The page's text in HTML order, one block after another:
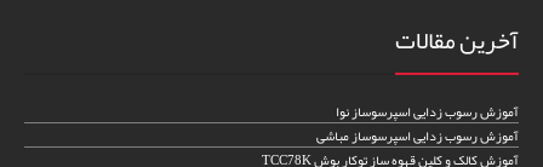
آخرین مقالات
آموزش رسوب زدایی اسپرسوساز نوا
آموزش رسوب زدایی اسپرسوساز مباشی
آموزش کالک و کلین قهوه ساز توکار بوش TCC78K